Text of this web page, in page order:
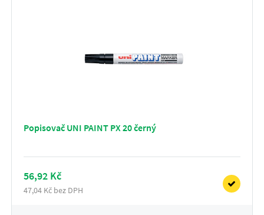
Popisovač UNI PAINT PX 20 černý
56,92 Kč
47,04 Kč bez DPH